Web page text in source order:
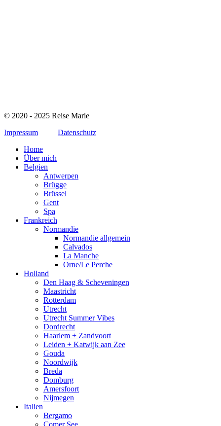
© 2020 - 2025 Reise Marie
Impressum
Datenschutz
Home
Über mich
Belgien
Antwerpen
Brügge
Brüssel
Gent
Spa
Frankreich
Normandie
Normandie allgemein
Calvados
La Manche
Orne/Le Perche
Holland
Den Haag & Scheveningen
Maastricht
Rotterdam
Utrecht
Utrecht Summer Vibes
Dordrecht
Haarlem + Zandvoort
Leiden + Katwijk aan Zee
Gouda
Noordwijk
Breda
Domburg
Amersfoort
Nijmegen
Italien
Bergamo
Comer See